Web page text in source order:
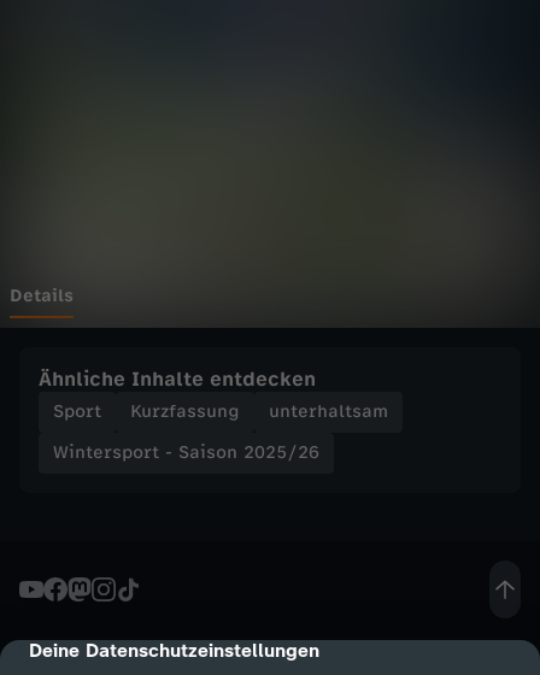
cmp-dialog-description
Deine Datenschutzeinstellungen
S
i
n
2
Details
Ähnliche Inhalte entdecken
Sport Kurzfassung
unterhaltsam
Wintersport - Saison 2025/26